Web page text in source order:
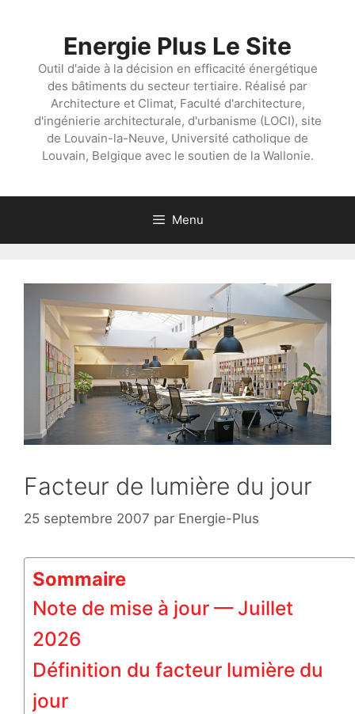
Energie Plus Le Site
Outil d'aide à la décision en efficacité énergétique
des bâtiments du secteur tertiaire. Réalisé par
Architecture et Climat, Faculté d'architecture,
d'ingénierie architecturale, d'urbanisme (LOCI), site
de Louvain-la-Neuve, Université catholique de
Louvain, Belgique avec le soutien de la Wallonie.
Menu
Facteur de lumière du jour
25 septembre 2007 par Energie-Plus
Sommaire
Note de mise à jour — Juillet
2026
Définition du facteur lumière du
jour